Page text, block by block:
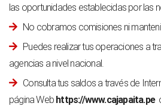
las oportunidades establecidas por las
No cobramos comisiones ni
Puedes realizar tus operaciones a
agencias a nivel nacional.
Consulta tus saldos a través de
página Web https://www.cajapaita.pe